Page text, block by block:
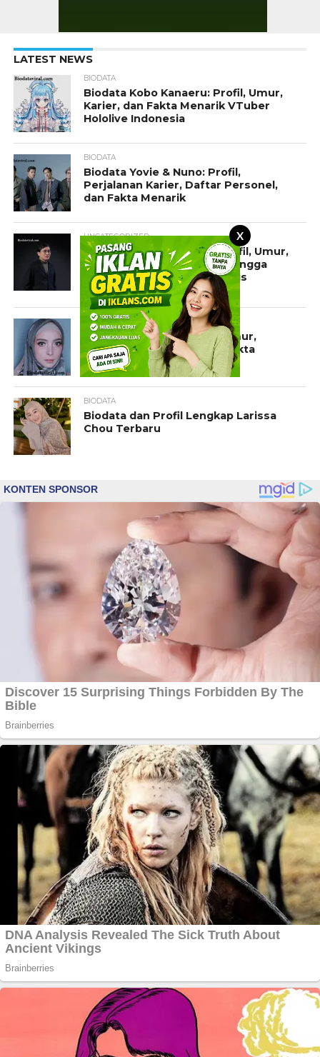
X
LATEST NEWS
BIODATA
Biodata Kobo Kanaeru: Profil, Umur,
Karier, dan Fakta Menarik VTuber
Hololive Indonesia
BIODATA
Biodata Yovie & Nuno: Profil,
Perjalanan Karier, Daftar Personel,
dan Fakta Menarik
UNCATEGORIZED
Biodata Yovie Widianto: Profil, Umur,
Agama, Karier, Istri, Anak, hingga
Perjalanan Musisi Legendaris
Indonesia
ARTIS
Biodata Andity Lengkap: Umur,
Agama, Karier, Lagu, dan Fakta
Menarik
BIODATA
Biodata dan Profil Lengkap Larissa
Chou Terbaru